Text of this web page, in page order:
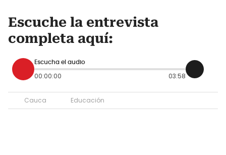
Escuche la entrevista
completa aquí:
Escucha el audio
00:00:00 03:58
Cauca Educación